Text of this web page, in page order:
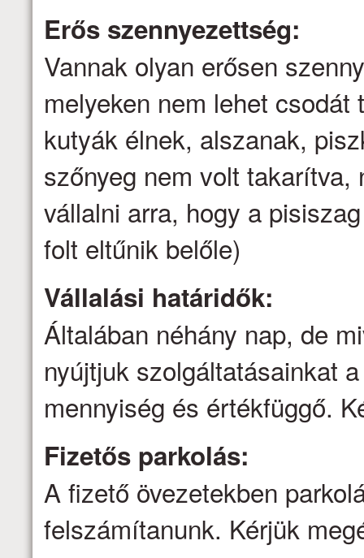
Erős szennyezettség:
Vannak olyan erősen
melyeken nem lehet
kutyák élnek, alszanak,
szőnyeg nem volt
vállalni arra, hogy a
folt eltűnik belőle)
Vállalási határidők:
Általában néhány nap, de
nyújtjuk szolgáltatásainkat
mennyiség és értékfüggő.
Fizetős parkolás:
A fizető övezetekben
felszámítanunk. Kérjük